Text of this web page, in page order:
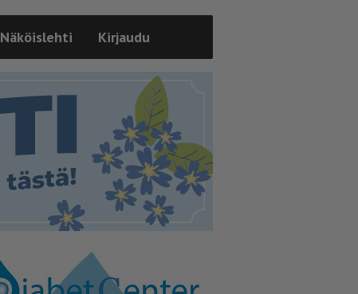
Näköislehti Kirjaudu